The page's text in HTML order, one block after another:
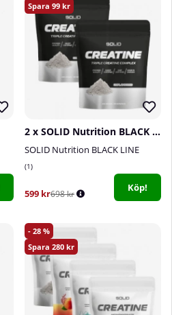
99
2 x SOLID Nutrition BLACK LINE Creatine, 400 g
SOLID Nutrition BLACK LINE
1
599 kr698 kr
Köp!
28
280